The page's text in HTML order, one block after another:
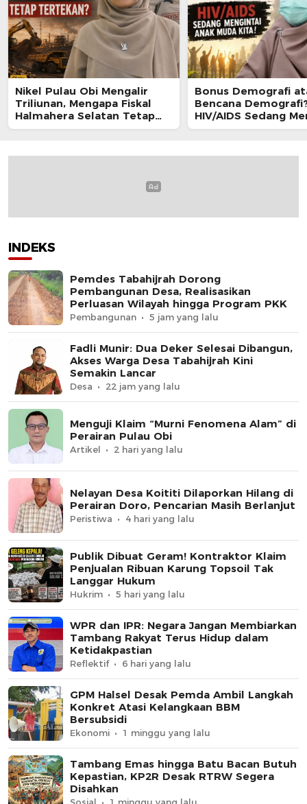
Nikel Pulau Obi Mengalir
Triliunan, Mengapa Fiskal
Halmahera Selatan Tetap
Tertekan?
Bonus Demografi
Bencana
HIV/AIDS Sedang
Anak Muda Kita!
INDEKS
Pemdes Tabahijrah Dorong
Pembangunan Desa, Realisasikan
Perluasan Wilayah hingga Program PKK
Pembangunan 5 jam yang lalu
Fadli Munir: Dua Deker Selesai Dibangun,
Akses Warga Desa Tabahijrah Kini
Semakin Lancar
Desa 22 jam yang lalu
Menguji Klaim “Murni Fenomena Alam” di
Perairan Pulau Obi
Artikel 2 hari yang lalu
Nelayan Desa Koititi Dilaporkan Hilang di
Perairan Doro, Pencarian Masih Berlanjut
Peristiwa 4 hari yang lalu
Publik Dibuat Geram! Kontraktor Klaim
Penjualan Ribuan Karung Topsoil Tak
Langgar Hukum
Hukrim 5 hari yang lalu
WPR dan IPR: Negara Jangan Membiarkan
Tambang Rakyat Terus Hidup dalam
Ketidakpastian
Reflektif 6 hari yang lalu
GPM Halsel Desak Pemda Ambil Langkah
Konkret Atasi Kelangkaan BBM
Bersubsidi
Ekonomi 1 minggu yang lalu
Tambang Emas hingga Batu Bacan Butuh
Kepastian, KP2R Desak RTRW Segera
Disahkan